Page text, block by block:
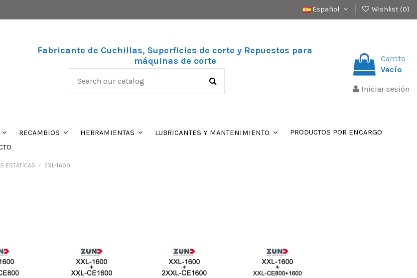
Español Wishlist (0)
Fabricante de Cuchillas, Superficies de corte y Repuestos para
máquinas de corte
Carrito
Vacío
Iniciar sesión
RECAMBIOS HERRAMIENTAS LUBRICANTES Y MANTENIMIENTO
PRODUCTOS POR ENCARGO
ESTÁTICAS 2XL-1600